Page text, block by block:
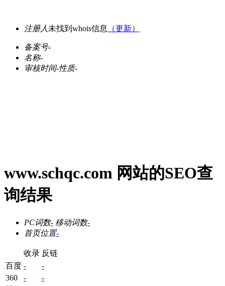
注册人 未找到whois信息 （更新）
备案号-
名称-
审核时间-性质-
www.schqc.com 网站的SEO查
询结果
PC词数- 移动词数-
首页位置-
收录 反链
百度 -
-
360
-
-